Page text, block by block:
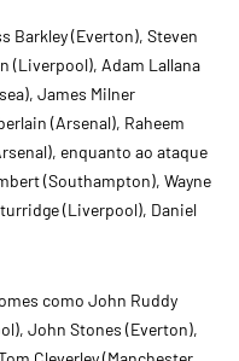
Barkley (Everton), Steven
(Liverpool), Adam Lallana
James Milner
(Arsenal), Raheem
enquanto ao ataque
(Southampton), Wayne
(Liverpool), Daniel
como John Ruddy
John Stones (Everton),